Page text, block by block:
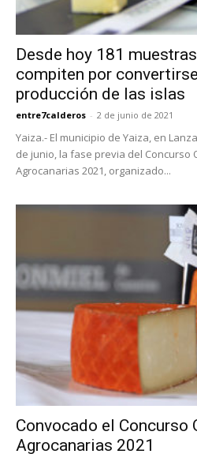
Desde hoy 181
compiten por
producción de las islas
entre7calderos - 2 de junio de 2021
Yaiza.- El municipio de Yaiza, en
de junio, la fase previa del Concurso
Agrocanarias 2021, organizado...
Convocado el Concurso
Agrocanarias 2021